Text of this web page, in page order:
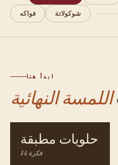
فواكه شوكولاتة
ابدأ هنا
حلويات مطبقة
14 فكرة